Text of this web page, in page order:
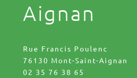
Aignan
Rue Francis Poulenc
76130 Mont-Saint-Aignan
02 35 76 38 65